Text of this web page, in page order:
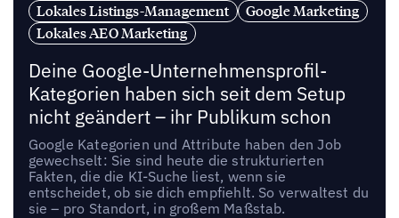
Lokales Listings-Management
Google Marketing
Lokales AEO Marketing
Deine Google-Unternehmensprofil-
Kategorien haben sich seit dem Setup
nicht geändert – ihr Publikum schon
Google Kategorien und Attribute haben den Job
gewechselt: Sie sind heute die strukturierten
Fakten, die die KI-Suche liest, wenn sie
entscheidet, ob sie dich empfiehlt. So verwaltest du
sie – pro Standort, in großem Maßstab.